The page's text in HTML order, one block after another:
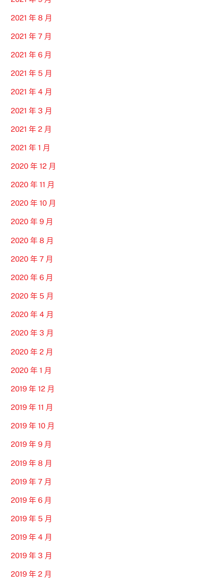
2021 年 8 月
2021 年 7 月
2021 年 6 月
2021 年 5 月
2021 年 4 月
2021 年 3 月
2021 年 2 月
2021 年 1 月
2020 年 12 月
2020 年 11 月
2020 年 10 月
2020 年 9 月
2020 年 8 月
2020 年 7 月
2020 年 6 月
2020 年 5 月
2020 年 4 月
2020 年 3 月
2020 年 2 月
2020 年 1 月
2019 年 12 月
2019 年 11 月
2019 年 10 月
2019 年 9 月
2019 年 8 月
2019 年 7 月
2019 年 6 月
2019 年 5 月
2019 年 4 月
2019 年 3 月
2019 年 2 月